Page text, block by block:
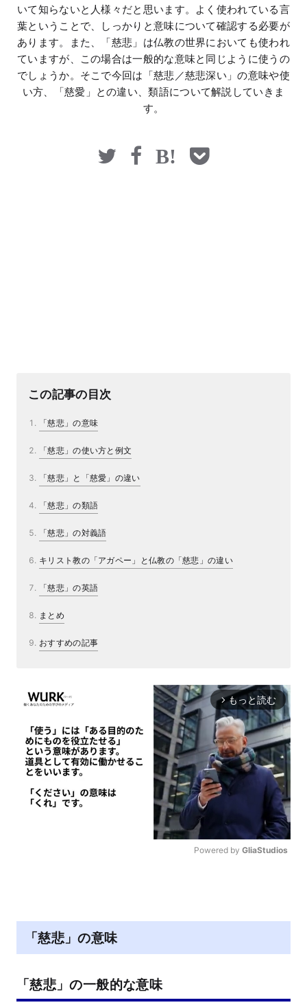
いて知らないと人様々だと思います。よく使われている言
葉ということで、しっかりと意味について確認する必要が
あります。また、「慈悲」は仏教の世界においても使われ
ていますが、この場合は一般的な意味と同じように使うの
でしょうか。そこで今回は「慈悲／慈悲深い」の意味や使
い方、「慈愛」との違い、類語について解説していきま
す。
この記事の目次
「慈悲」の意味
「慈悲」の使い方と例文
「慈悲」と「慈愛」の違い
「慈悲」の類語
「慈悲」の対義語
キリスト教の「アガペー」と仏教の「慈悲」の違い
「慈悲」の英語
まとめ
おすすめの記事
arrow_forward_ios もっと読む
Powered by GliaStudios
「慈悲」の意味
「慈悲」の一般的な意味